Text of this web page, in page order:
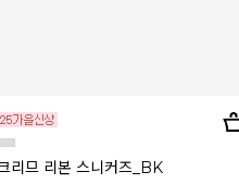
리므 리본 스니커즈_BK